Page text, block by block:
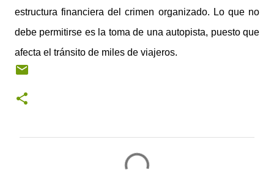
estructura financiera del crimen organizado. Lo que no
debe permitirse es la toma de una autopista, puesto que
afecta el tránsito de miles de viajeros.